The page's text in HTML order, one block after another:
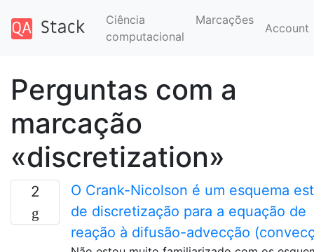
Ciência
computacional
Marcações
Account
Perguntas com a
marcação
«discretization»
2
O Crank-Nicolson é um esquema
de discretização para a equação de
reação à difusão-advecção